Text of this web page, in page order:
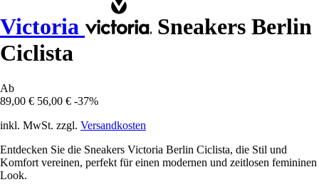
Victoria
Sneakers Berlin
Ciclista
Ab
89,00 € 56,00 € -37%
inkl. MwSt. zzgl. Versandkosten
Entdecken Sie die Sneakers Victoria Berlin Ciclista, die Stil und
Komfort vereinen, perfekt für einen modernen und zeitlosen femininen
Look.